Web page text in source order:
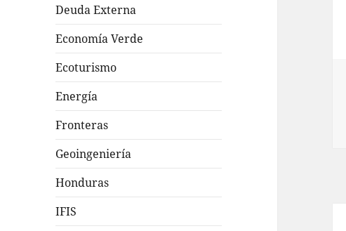
Deuda Externa
Economía Verde
Ecoturismo
Energía
Fronteras
Geoingeniería
Honduras
IFIS